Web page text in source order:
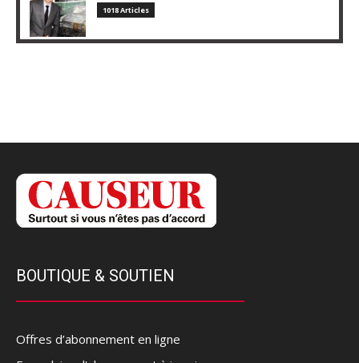
1018 Articles
BOUTIQUE & SOUTIEN
Offres d’abonnement en ligne